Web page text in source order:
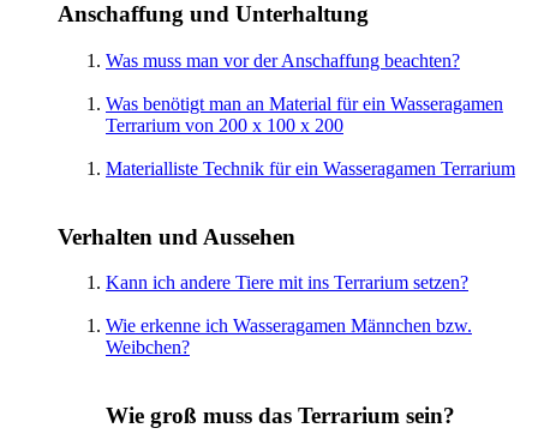
Anschaffung und Unterhaltung
Was muss man vor der Anschaffung beachten?
Was benötigt man an Material für ein Wasseragamen
Terrarium von 200 x 100 x 200
Materialliste Technik für ein Wasseragamen Terrarium
Verhalten und Aussehen
Kann ich andere Tiere mit ins Terrarium setzen?
Wie erkenne ich Wasseragamen Männchen bzw.
Weibchen?
Wie groß muss das Terrarium sein?